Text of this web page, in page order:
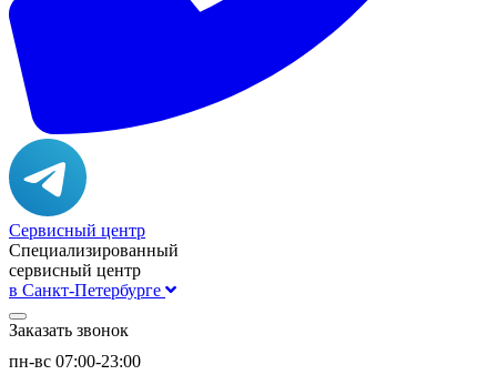
Сервисный центр
Специализированный
сервисный центр
в Санкт-Петербурге
Заказать звонок
пн-вс 07:00-23:00